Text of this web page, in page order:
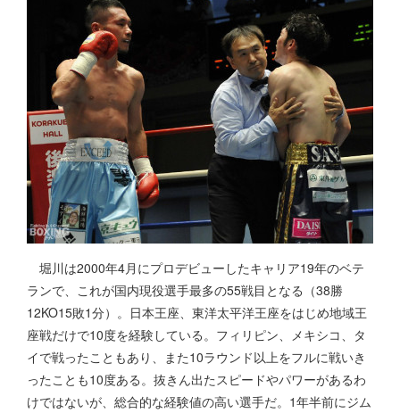
堀川は2000年4月にプロデビューしたキャリア19年のベテ
ランで、これが国内現役選手最多の55戦目となる（38勝
12KO15敗1分）。日本王座、東洋太平洋王座をはじめ地域王
座戦だけで10度を経験している。フィリピン、メキシコ、タ
イで戦ったこともあり、また10ラウンド以上をフルに戦いき
ったことも10度ある。抜きん出たスピードやパワーがあるわ
けではないが、総合的な経験値の高い選手だ。1年半前にジム